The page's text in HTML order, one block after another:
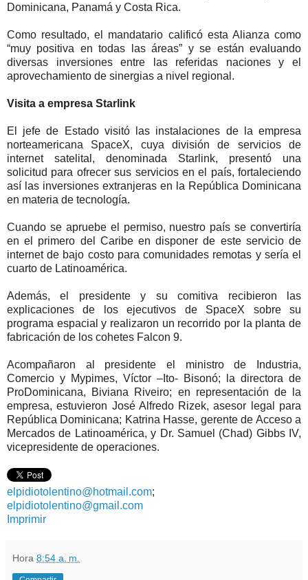
Dominicana, Panamá y Costa Rica.
Como resultado, el mandatario calificó esta Alianza como
“muy positiva en todas las áreas” y se están evaluando
diversas inversiones entre las referidas naciones y el
aprovechamiento de sinergias a nivel regional.
Visita a empresa Starlink
El jefe de Estado visitó las instalaciones de la empresa
norteamericana SpaceX, cuya división de servicios de
internet satelital, denominada Starlink, presentó una
solicitud para ofrecer sus servicios en el país, fortaleciendo
así las inversiones extranjeras en la República Dominicana
en materia de tecnología.
Cuando se apruebe el permiso, nuestro país se convertiría
en el primero del Caribe en disponer de este servicio de
internet de bajo costo para comunidades remotas y sería el
cuarto de Latinoamérica.
Además, el presidente y su comitiva recibieron las
explicaciones de los ejecutivos de SpaceX sobre su
programa espacial y realizaron un recorrido por la planta de
fabricación de los cohetes Falcon 9.
Acompañaron al presidente el ministro de Industria,
Comercio y Mypimes, Víctor –Ito- Bisonó; la directora de
ProDominicana, Biviana Riveiro; en representación de la
empresa, estuvieron José Alfredo Rizek, asesor legal para
República Dominicana; Katrina Hasse, gerente de Acceso a
Mercados de Latinoamérica, y Dr. Samuel (Chad) Gibbs IV,
vicepresidente de operaciones.
elpidiotolentino@hotmail.com;
elpidiotolentino@gmail.com
Imprimir
Hora 8:54 a. m.